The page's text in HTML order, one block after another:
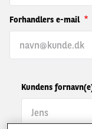
Forhandlers e-mail
Kundens